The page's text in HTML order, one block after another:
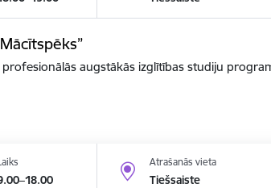
augstākās izglītības studiju
Atrašanās vieta
Tiešsaiste